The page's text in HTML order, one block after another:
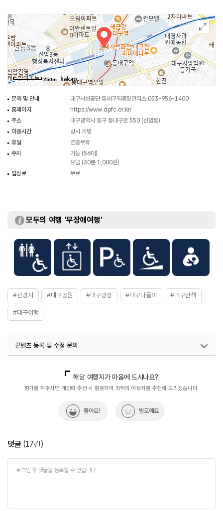
250m
문의 및 안내
대구시설공단 동대구역광장관리소 053-956-1400
홈페이지
https://www.dpfc.or.kr/
주소
대구광역시 동구 동대구로 550 (신암동)
이용시간
상시 개방
휴일
연중무휴
주차
가능 (56대)
요금 (30분 1,000원)
입장료
무료
모두의 여행 '무장애여행'
#관광지 #대구공원 #대구광장 #대구나들이 #대구산책
#대구여행
콘텐츠 등록 및 수정 문의
열린관광콘텐츠팀(열린관광-모두의여행)
033-738-3425
해당 여행지가 마음에 드시나요?
평가를 해주시면 개인화 추천 시 활용하여 최적의 여행지를 추천해 드리겠습니다.
좋아요! 별로예요
댓글 (17건)